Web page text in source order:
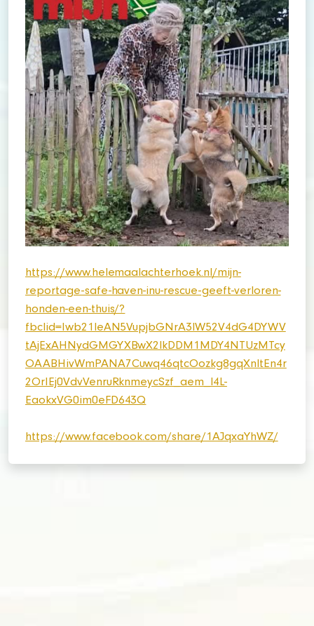
https://www.helemaalachterhoek.nl/mijn-
reportage-safe-haven-inu-rescue-geeft-verloren-
honden-een-thuis/?
fbclid=Iwb21leAN5VupjbGNrA3lW52V4dG4DYWV
tAjExAHNydGMGYXBwX2lkDDM1MDY4NTUzMTcy
OAABHivWmPANA7Cuwq46qtcOozkg8gqXnltEn4r
2OrIEj0VdvVenruRknmeycSzf_aem_l4L-
EaokxVG0im0eFD643Q
https://www.facebook.com/share/1AJqxaYhWZ/